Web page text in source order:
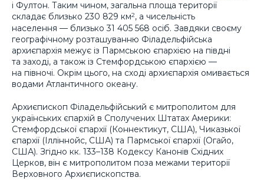
і Фултон. Таким чином, загальна площа території
складає близько 230 829 км2, а чисельність
населення — близько 31 405 568 осіб. Завдяки своєму
географічному розташуванню Філадельфійська
архиєпархія межує із Пармською єпархією на півдні
та заході, а також із Стемфордською єпархією —
на півночі. Окрім цього, на сході архиєпархія омивається
водами Атлантичного океану.
Архиєпископ Філадельфійський є митрополитом для
українських єпархій в Сполучених Штатах Америки:
Стемфордської єпархії (Коннектикут, США), Чиказької
єпархії (Ілліннойс, США) та Пармської єпархії (Огайо,
США). Згідно кк. 133–138 Кодексу Канонів Східних
Церков, він є митрополитом поза межами території
Верховного Архиєпископства.